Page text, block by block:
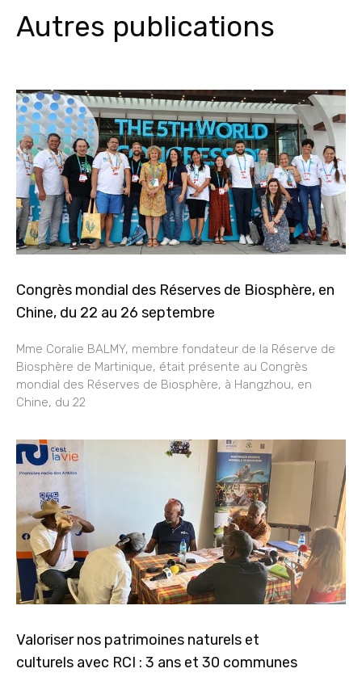
Autres publications
Congrès mondial des Réserves de Biosphère, en
Chine, du 22 au 26 septembre
Mme Coralie BALMY, membre fondateur de la Réserve de
Biosphère de Martinique, était présente au Congrès
mondial des Réserves de Biosphère, à Hangzhou, en
Chine, du 22
Valoriser nos patrimoines naturels et
culturels avec RCI : 3 ans et 30 communes